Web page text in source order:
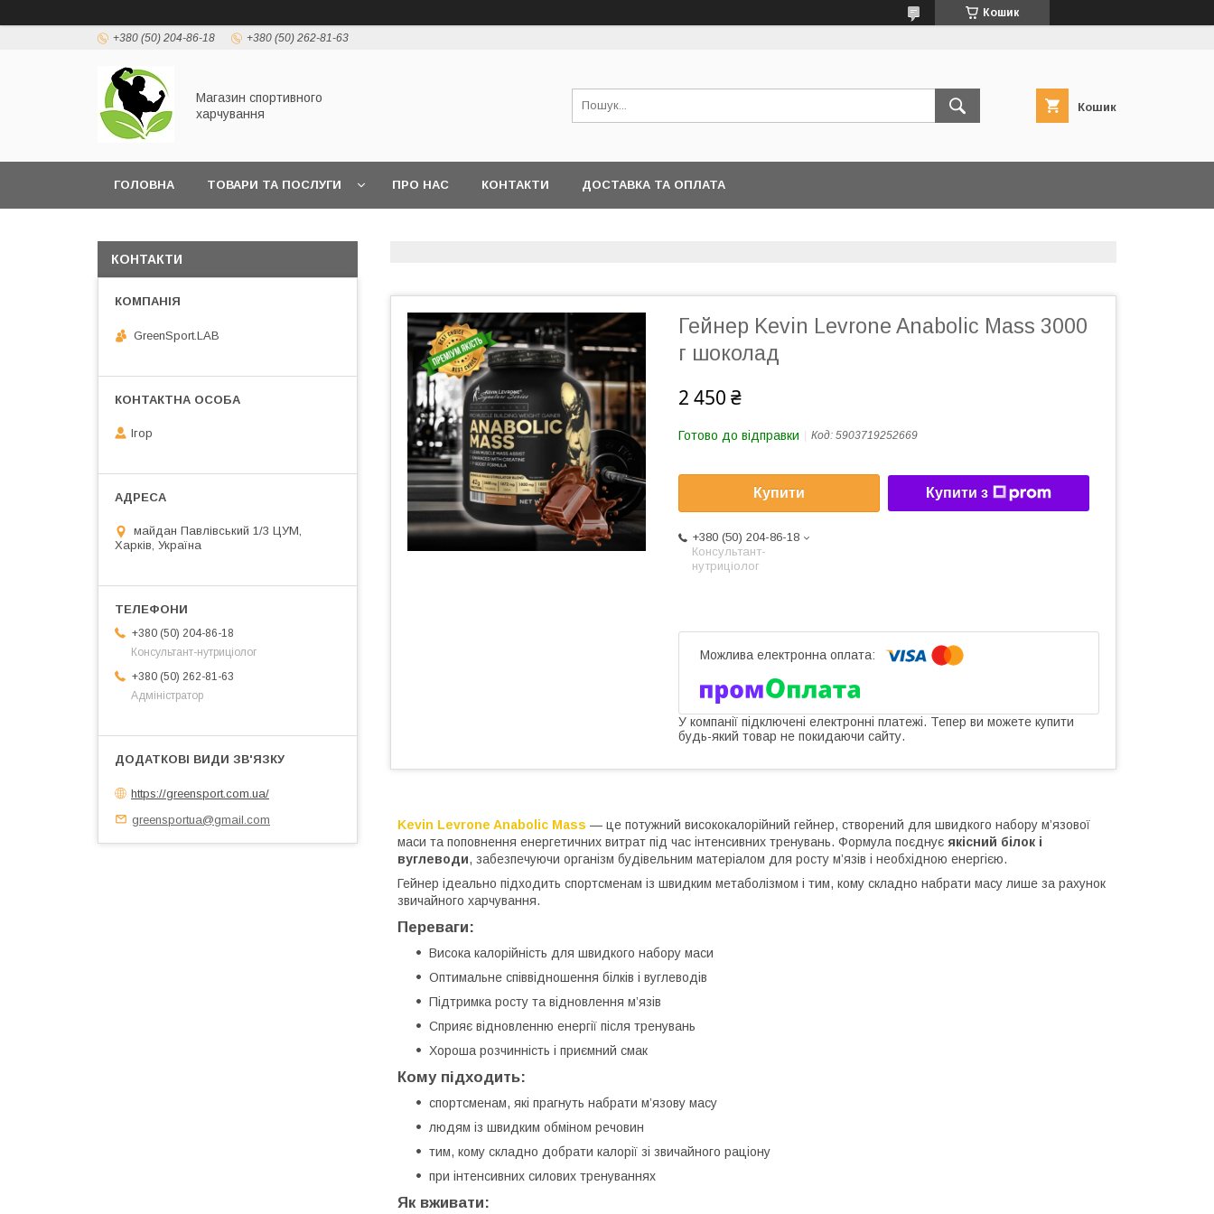
Кошик
+380 (50) 204-86-18 +380 (50) 262-81-63
Магазин спортивного
харчування
Кошик
ГОЛОВНА ТОВАРИ ТА ПОСЛУГИ ПРО НАС КОНТАКТИ ДОСТАВКА ТА ОПЛАТА
Гейнер Kevin Levrone Anabolic Mass 3000
г шоколад
2 450 ₴
Готово до відправки Код: 5903719252669
Купити Купити з
+380 (50) 204-86-18
Консультант-
нутриціолог
У компанії підключені електронні платежі. Тепер ви можете купити
будь-який товар не покидаючи сайту.
Kevin Levrone Anabolic Mass — це потужний висококалорійний гейнер, створений для швидкого набору м’язової
маси та поповнення енергетичних витрат під час інтенсивних тренувань. Формула поєднує якісний білок і
вуглеводи, забезпечуючи організм будівельним матеріалом для росту м’язів і необхідною енергією.
Гейнер ідеально підходить спортсменам із швидким метаболізмом і тим, кому складно набрати масу лише за рахунок
звичайного харчування.
Переваги:
Висока калорійність для швидкого набору маси
Оптимальне співвідношення білків і вуглеводів
Підтримка росту та відновлення м’язів
Сприяє відновленню енергії після тренувань
Хороша розчинність і приємний смак
Кому підходить:
спортсменам, які прагнуть набрати м’язову масу
людям із швидким обміном речовин
тим, кому складно добрати калорії зі звичайного раціону
при інтенсивних силових тренуваннях
Як вживати:
КОНТАКТИ
GreenSport.LAB
Ігор
майдан Павлівський 1/3 ЦУМ,
Харків, Україна
+380 (50) 204-86-18
Консультант-нутриціолог
+380 (50) 262-81-63
Адміністратор
https://greensport.com.ua/
greensportua@gmail.com